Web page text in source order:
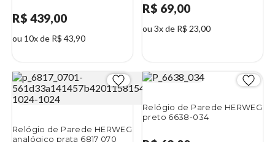
R$ 439,00
ou 10x de R$ 43,90
R$ 69,00
ou 3x de R$ 23,00
Relógio de Parede HERWEG
analógico prata 6817 070
Relógio de Parede HERWEG
preto 6638-034